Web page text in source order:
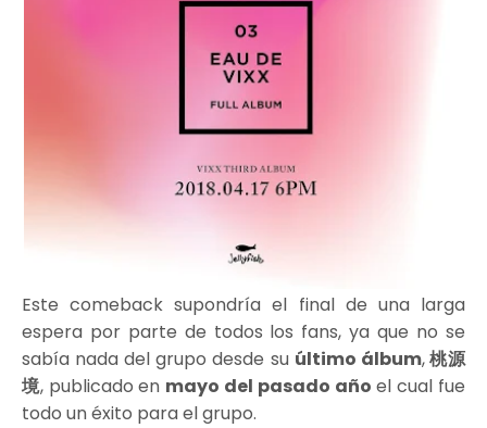
Este comeback supondría el final de una larga
espera por parte de todos los fans, ya que no se
sabía nada del grupo desde su último álbum,桃源
境, publicado en mayo del pasado año el cual fue
todo un éxito para el grupo.